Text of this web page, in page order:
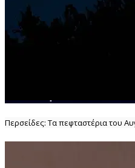
Περσείδες: Τα πεφταστέρια του